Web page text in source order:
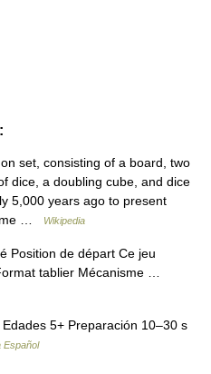
set, consisting of a board, two
dice, a doubling cube, and dice
5,000 years ago to present
…
Wikipedia
Position de départ Ce jeu
tablier Mécanisme …
5+ Preparación 10–30 s
Español